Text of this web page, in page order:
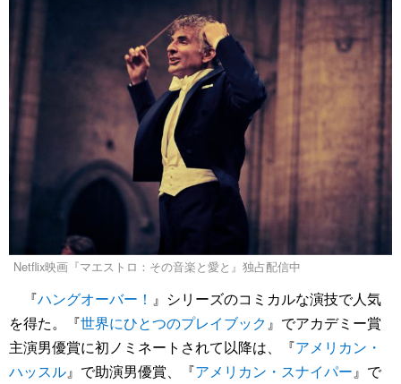
Netflix映画『マエストロ：その音楽と愛と』独占配信中
『ハングオーバー！ 』シリーズのコミカルな演技で人気
を得た。『世界にひとつのプレイブック』でアカデミー賞
主演男優賞に初ノミネートされて以降は、『アメリカン・
ハッスル』で助演男優賞、『アメリカン・スナイパー』で